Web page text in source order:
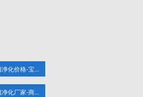
化价格-宝...
化厂家-商...